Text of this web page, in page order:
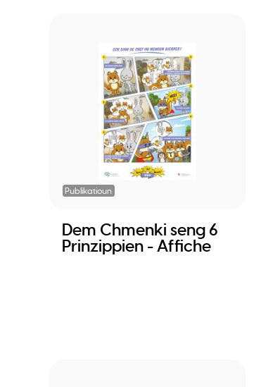
Publikatioun
Dem Chmenki seng 6
Prinzippien - Affiche